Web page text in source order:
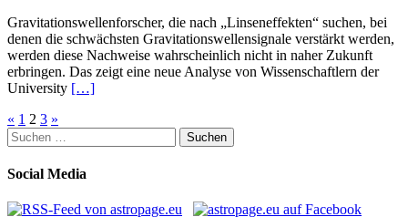
Gravitationswellenforscher, die nach „Linseneffekten“ suchen, bei
denen die schwächsten Gravitationswellensignale verstärkt werden,
werden diese Nachweise wahrscheinlich nicht in naher Zukunft
erbringen. Das zeigt eine neue Analyse von Wissenschaftlern der
University […]
Seitennummerierung
der
Beiträge
« 1 2 3 »
Suchen
nach:
Social Media